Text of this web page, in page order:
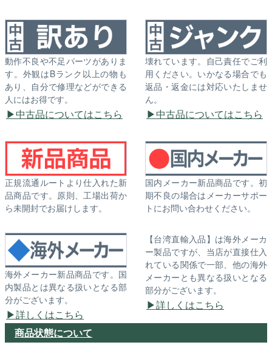
動作不良や不足パーツがありま
す。外観はBランク以上の物も
あり、自分で修理などができる
人にはお得です。
中古品についてはこちら
壊れています。自己責任でご利
用ください。いかなる場合でも
返品・返金には対応いたしませ
ん。
中古品についてはこちら
正規流通ルートより仕入れた新
品商品です。原則、工場出荷か
ら未開封でお届けします。
国内メーカー新品商品です。初
期不良の場合はメーカーサポー
トにお問い合わせください。
海外メーカー新品商品です。国
内製品とは異なる扱いとなる部
分がございます。
詳しくはこちら
【台湾直輸入品】は海外メーカ
ー製品ですが、当店が直接仕入
れている関係で一部、他の海外
メーカーとも異なる扱いとなる
部分がございます。
詳しくはこちら
商品状態について